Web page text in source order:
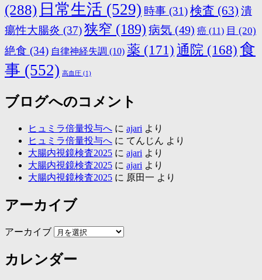
(288) 日常生活 (529) 時事 (31)検査 (63) 潰
瘍性大腸炎 (37)狭窄 (189) 病気 (49) 癌 (11) 目 (20)
絶食 (34) 自律神経失調 (10) 薬 (171)通院 (168)食
事 (552) 高血圧 (1)
ブログへのコメント
ヒュミラ倍量投与へ に ajari より
ヒュミラ倍量投与へ に てんじん より
大腸内視鏡検査2025 に ajari より
大腸内視鏡検査2025 に ajari より
大腸内視鏡検査2025 に 原田一 より
アーカイブ
アーカイブ
カレンダー